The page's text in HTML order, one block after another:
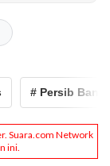
# Persib